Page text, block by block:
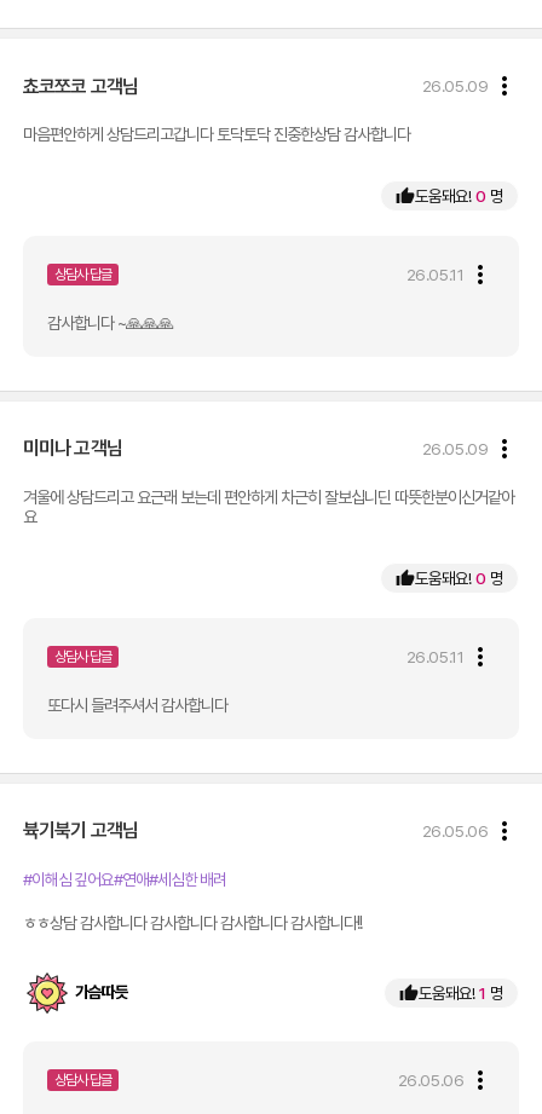
쵸코쪼코 고객님 26.05.09 more_vert
마음편안하게 상담드리고갑니다 토닥토닥 진중한상담 감사합니다
thumb_up도움돼요! 0 명
상담사 답글 26.05.11 more_vert
감사합니다 ~🙏🙏🙏
미미나고객님 26.05.09 more_vert
겨울에 상담드리고 요근래 보는데 편안하게 차근히 잘보십니딘 따뜻한분이신거같아
요
thumb_up도움돼요! 0 명
상담사 답글 26.05.11 more_vert
또다시 들려주셔서 감사합니다
뷱기북기 고객님 26.05.06 more_vert
#이해심 깊어요#연애#세심한 배려
ㅎㅎ상담 감사합니다 감사합니다 감사합니다 감사합니다!!
가슴따듯 thumb_up도움돼요! 1 명
상담사 답글 26.05.06 more_vert